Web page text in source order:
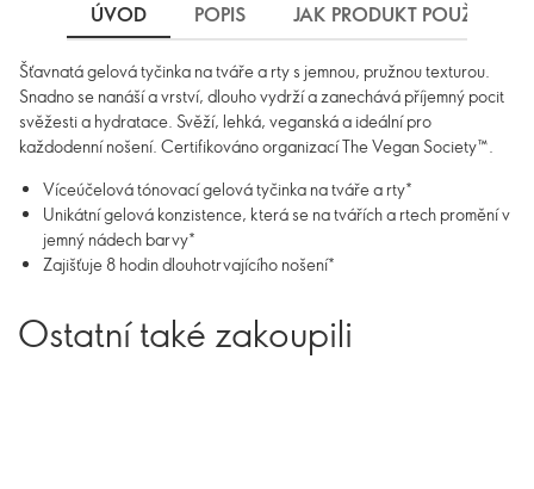
ÚVOD POPIS JAK PRODUKT POUŽÍVAT
Šťavnatá gelová tyčinka na tváře a rty s jemnou, pružnou texturou.
Snadno se nanáší a vrství, dlouho vydrží a zanechává příjemný pocit
svěžesti a hydratace. Svěží, lehká, veganská a ideální pro
každodenní nošení. Certifikováno organizací The Vegan Society™.
Víceúčelová tónovací gelová tyčinka na tváře a rty*
Unikátní gelová konzistence, která se na tvářích a rtech promění v
jemný nádech barvy*
Zajišťuje 8 hodin dlouhotrvajícího nošení*
Ostatní také zakoupili